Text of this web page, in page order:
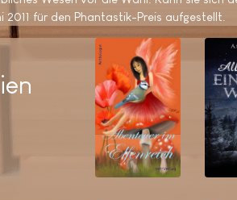
2011 für den Phantastik-Preis aufgestellt.